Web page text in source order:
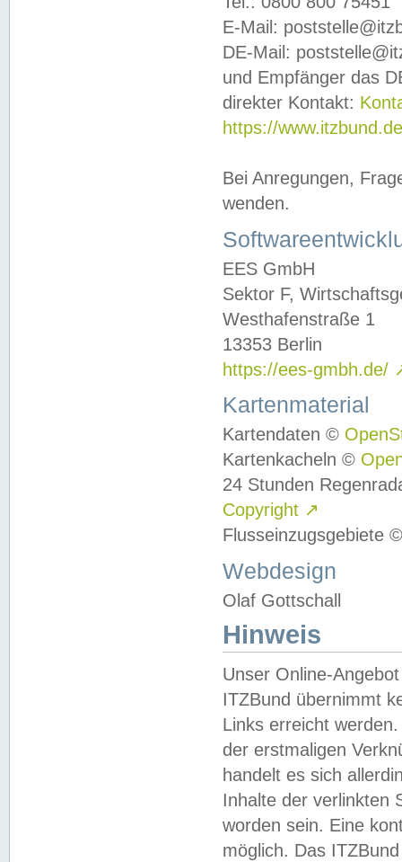
E-Mail:
DE-Mail:
und Empfänger das
direkter Kontakt:
https://
Bei Anregungen,
wenden.
EES GmbH
Sektor F,
Westhafenstraße 1
13353 Berlin
https://ees-gmbh.de/
Kartenmaterial
Kartendaten ©
Kartenkacheln ©
24 Stunden
Copyright ↗
Flusseinzugsgebiete
Webdesign
Olaf Gottschall
Hinweis
Unser Online-
ITZBund übernimmt
Links erreicht
der erstmaligen
handelt es sich
Inhalte der verlinkten
worden sein. Eine
möglich. Das